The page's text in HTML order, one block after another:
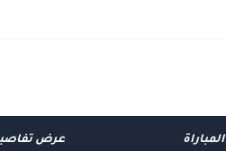
المباراة عرض